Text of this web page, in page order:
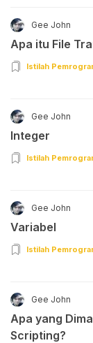
Gee John
Apa itu File
Istilah
Gee John
Integer
Istilah
Gee John
Variabel
Istilah
Gee John
Apa yang
Scripting?